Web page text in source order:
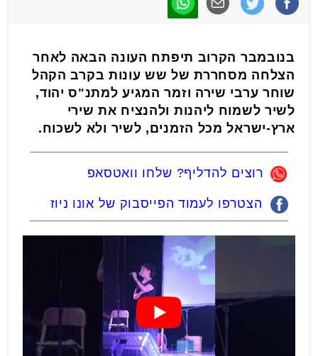
בנובמבר הקרוב תיפתח העונה הבאה לאחר
הצלחה מסחררת של שש עונות בקרב הקהל
שוחר ערבי שירה וזמר המגיע למתנ"ס יהוד,
לשיר לשמוח ליהנות ולהנציח את שירי
ארץ-ישראל מכל הזמנים, לשיר ולא לשכוח.
רוצים להדליף? שלחו וואטסאפ
הצטרפו לעמוד הפייסבוק של אונו ניוז